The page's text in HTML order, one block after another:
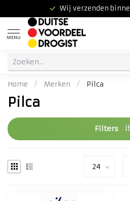
Wij verzenden
MENU
Home / Merken / Pilca
Pilca
Filters